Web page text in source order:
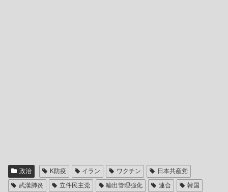
政治 K防疫 イラン ワクチン
日本共産党
武漢肺炎
立件民主党 輸出管理強化 連合 韓国